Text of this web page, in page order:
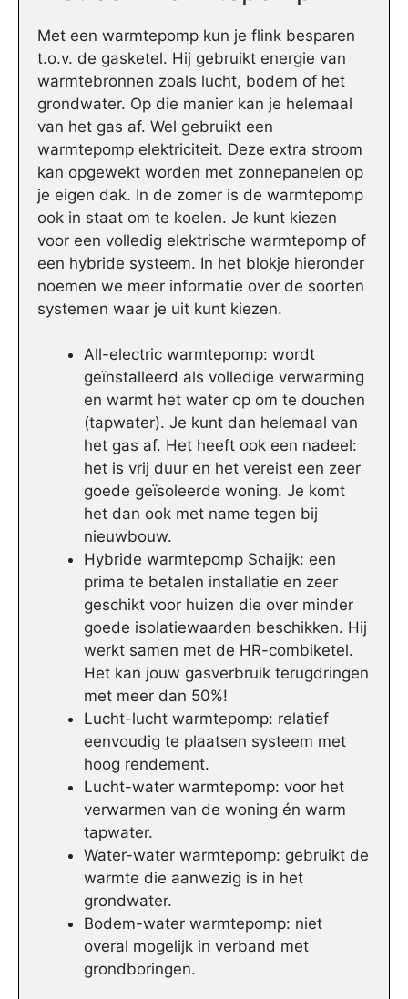
Met een warmtepomp kun je flink besparen
t.o.v. de gasketel. Hij gebruikt energie van
warmtebronnen zoals lucht, bodem of het
grondwater. Op die manier kan je helemaal
van het gas af. Wel gebruikt een
warmtepomp elektriciteit. Deze extra stroom
kan opgewekt worden met zonnepanelen op
je eigen dak. In de zomer is de warmtepomp
ook in staat om te koelen. Je kunt kiezen
voor een volledig elektrische warmtepomp of
een hybride systeem. In het blokje hieronder
noemen we meer informatie over de soorten
systemen waar je uit kunt kiezen.
All-electric warmtepomp: wordt
geïnstalleerd als volledige verwarming
en warmt het water op om te douchen
(tapwater). Je kunt dan helemaal van
het gas af. Het heeft ook een nadeel:
het is vrij duur en het vereist een zeer
goede geïsoleerde woning. Je komt
het dan ook met name tegen bij
nieuwbouw.
Hybride warmtepomp Schaijk: een
prima te betalen installatie en zeer
geschikt voor huizen die over minder
goede isolatiewaarden beschikken. Hij
werkt samen met de HR-combiketel.
Het kan jouw gasverbruik terugdringen
met meer dan 50%!
Lucht-lucht warmtepomp: relatief
eenvoudig te plaatsen systeem met
hoog rendement.
Lucht-water warmtepomp: voor het
verwarmen van de woning én warm
tapwater.
Water-water warmtepomp: gebruikt de
warmte die aanwezig is in het
grondwater.
Bodem-water warmtepomp: niet
overal mogelijk in verband met
grondboringen.